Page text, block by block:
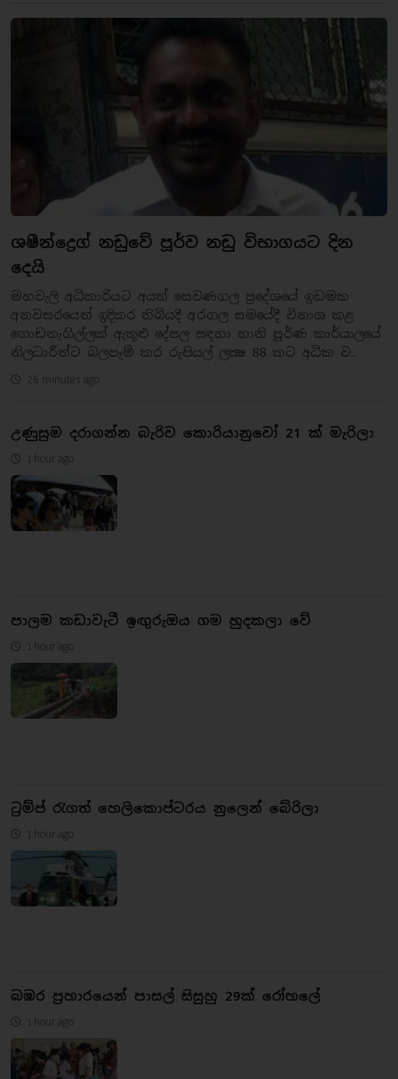
ශෂීන්ද්‍රෙග් නඩුවේ පූර්ව නඩු විභාගයට දින
දෙයි
මහවැලි අධිකාරියට අයත් සෙවණගල ප්‍රදේශයේ ඉඩමක
අනවසරයෙන් ඉදිකර තිබියදී අරගල සමයේදී විනාශ කළ
ගොඩනැගිල්ලක් ඇතුළු දේපල සඳහා හානි පූර්ණ කාර්යාලයේ
නිලධාරීන්ට බලපෑම් කර රුපියල් ලක්‍ෂ 88 කට අධික ව..
26 minutes ago
උණුසුම දරාගන්න බැරිව කොරියානුවෝ 21 ක් මැරිලා
1 hour ago
පාලම කඩාවැටී ඉඟුරුඔය ගම හුදකලා වේ
1 hour ago
ට්‍රම්ප් රැගත් හෙලිකොප්ටරය නූලෙන් බේරිලා
1 hour ago
බඹර ප්‍රහාරයෙන් පාසල් සිසුහු 29ක් රෝහලේ
1 hour ago